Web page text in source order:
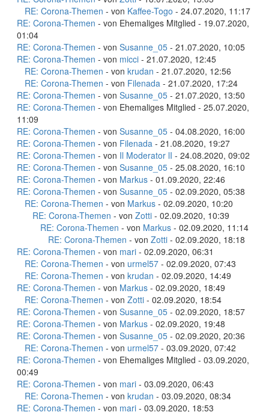
RE: Corona-Themen - von Kaffee-Togo - 24.07.2020, 11:17
RE: Corona-Themen - von Ehemaliges Mitglied - 19.07.2020,
01:04
RE: Corona-Themen - von Susanne_05 - 21.07.2020, 10:05
RE: Corona-Themen - von micci - 21.07.2020, 12:45
RE: Corona-Themen - von krudan - 21.07.2020, 12:56
RE: Corona-Themen - von Filenada - 21.07.2020, 17:24
RE: Corona-Themen - von Susanne_05 - 21.07.2020, 13:50
RE: Corona-Themen - von Ehemaliges Mitglied - 25.07.2020,
11:09
RE: Corona-Themen - von Susanne_05 - 04.08.2020, 16:00
RE: Corona-Themen - von Filenada - 21.08.2020, 19:27
RE: Corona-Themen - von Il Moderator lI - 24.08.2020, 09:02
RE: Corona-Themen - von Susanne_05 - 25.08.2020, 16:10
RE: Corona-Themen - von Markus - 01.09.2020, 22:46
RE: Corona-Themen - von Susanne_05 - 02.09.2020, 05:38
RE: Corona-Themen - von Markus - 02.09.2020, 10:20
RE: Corona-Themen - von Zotti - 02.09.2020, 10:39
RE: Corona-Themen - von Markus - 02.09.2020, 11:14
RE: Corona-Themen - von Zotti - 02.09.2020, 18:18
RE: Corona-Themen - von mari - 02.09.2020, 06:31
RE: Corona-Themen - von urmel57 - 02.09.2020, 07:43
RE: Corona-Themen - von krudan - 02.09.2020, 14:49
RE: Corona-Themen - von Markus - 02.09.2020, 18:49
RE: Corona-Themen - von Zotti - 02.09.2020, 18:54
RE: Corona-Themen - von Susanne_05 - 02.09.2020, 18:57
RE: Corona-Themen - von Markus - 02.09.2020, 19:48
RE: Corona-Themen - von Susanne_05 - 02.09.2020, 20:36
RE: Corona-Themen - von urmel57 - 03.09.2020, 07:42
RE: Corona-Themen - von Ehemaliges Mitglied - 03.09.2020,
00:49
RE: Corona-Themen - von mari - 03.09.2020, 06:43
RE: Corona-Themen - von krudan - 03.09.2020, 08:34
RE: Corona-Themen - von mari - 03.09.2020, 18:53